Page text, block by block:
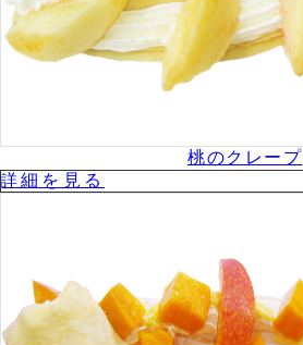
桃のクレープ
詳細を⾒る